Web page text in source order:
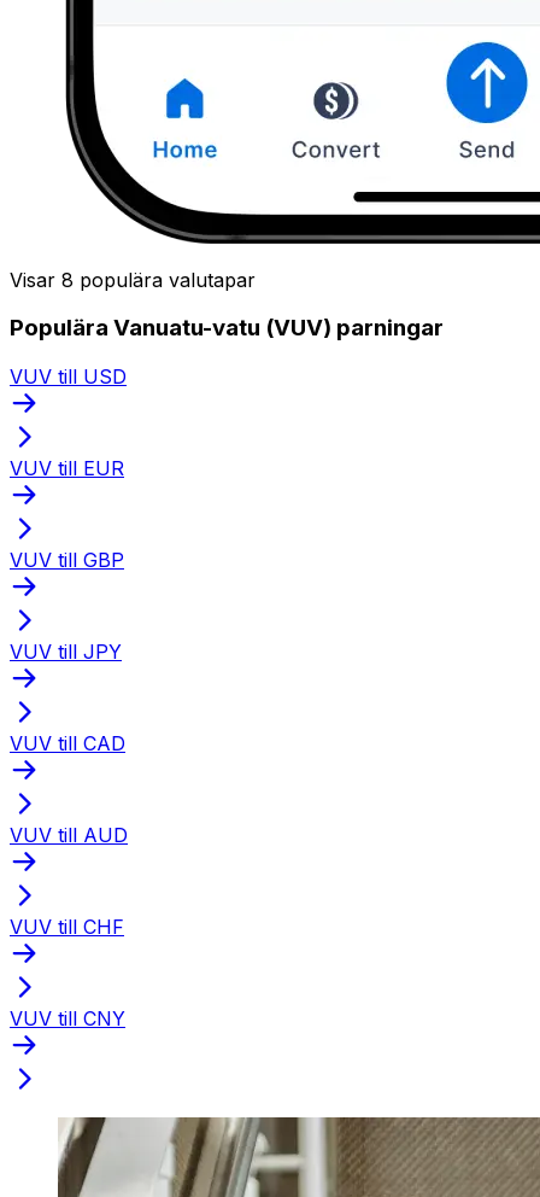
Visar 8 populära valutapar
Populära Vanuatu-vatu (VUV) parningar
VUV till USD
VUV till EUR
VUV till GBP
VUV till JPY
VUV till CAD
VUV till AUD
VUV till CHF
VUV till CNY